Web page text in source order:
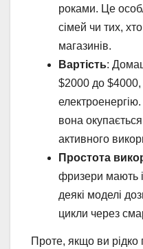
роками. Це
сімей чи тих,
магазинів.
Вартість:
$2000 до
вона
активного
Простота
фризери мають
деякі моделі
цикли через
Проте, якщо ви рідко